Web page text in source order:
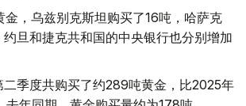
金，乌兹别克斯坦购买了16吨，哈萨克
旦和捷克共和国的中央银行也分别增加
季度共购买了约289吨黄金，比2025年